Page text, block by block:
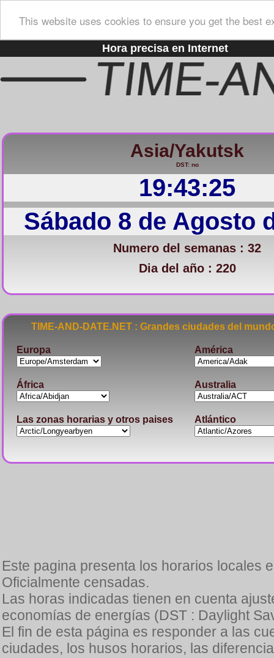
This website uses cookies to ensure you get the best
Hora precisa en Internet
Asia/Yakutsk
DST: no
19:43:26
Sábado 8 de Agosto
Numero del semanas : 32
Dia del año : 220
TIME-AND-DATE.NET : Grandes ciudades del
Europa América
África Australia
Las zonas horarias y otros paises Atlántico
Este pagina presenta los horarios locales
Oficialmente censadas.
Las horas indicadas tienen en cuenta
economías de energías (DST : Daylight
El fin de esta página es responder a las
ciudades, los husos horarios, las